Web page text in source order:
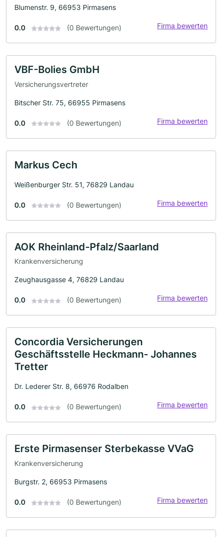
Blumenstr. 9, 66953 Pirmasens
0.0 (0 Bewertungen) Firma bewerten
VBF-Bolies GmbH
Versicherungsvertreter
Bitscher Str. 75, 66955 Pirmasens
0.0 (0 Bewertungen) Firma bewerten
Markus Cech
Weißenburger Str. 51, 76829 Landau
0.0 (0 Bewertungen) Firma bewerten
AOK Rheinland-Pfalz/Saarland
Krankenversicherung
Zeughausgasse 4, 76829 Landau
0.0 (0 Bewertungen) Firma bewerten
Concordia Versicherungen
Geschäftsstelle Heckmann- Johannes
Tretter
Dr. Lederer Str. 8, 66976 Rodalben
0.0 (0 Bewertungen) Firma bewerten
Erste Pirmasenser Sterbekasse VVaG
Krankenversicherung
Burgstr. 2, 66953 Pirmasens
0.0 (0 Bewertungen) Firma bewerten